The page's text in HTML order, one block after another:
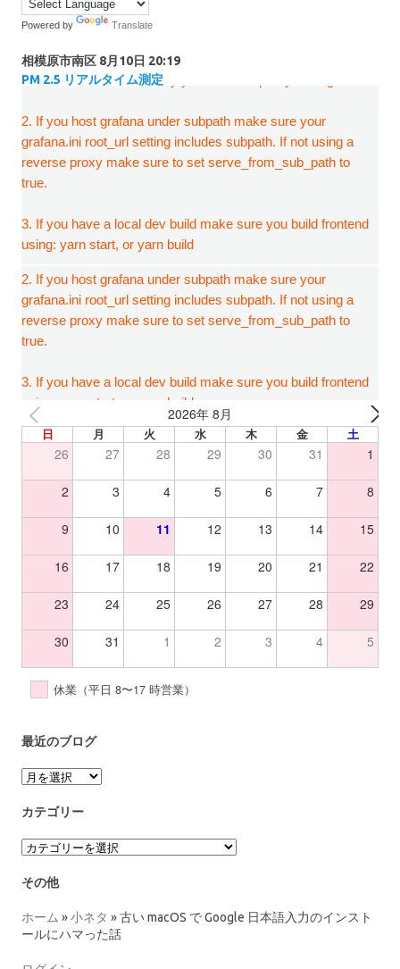
Powered by Translate
相模原市南区 8月10日 20:19
PM 2.5 リアルタイム測定
2026年 8月
日 月 火 水 木 金 土
26 27 28 29 30 31 1
2 3 4 5 6 7 8
9 10 11 12 13 14 15
16 17 18 19 20 21 22
23 24 25 26 27 28 29
30 31 1 2 3 4 5
休業（平日 8〜17 時営業）
最近のブログ
ア
カ
ブ
カテゴリー
カ
ゴ
ー
その他
ホーム »小ネタ »古い macOS で Google 日本語入力のインスト
ールにハマった話